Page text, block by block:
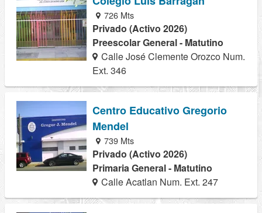
726 Mts
Privado (Activo 2026)
Preescolar General - Matutino
Calle José Clemente Orozco Num.
Ext. 346
Centro Educativo Gregorio
Mendel
739 Mts
Privado (Activo 2026)
Primaria General - Matutino
Calle Acatlan Num. Ext. 247